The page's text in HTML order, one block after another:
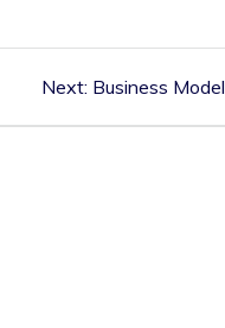
Next: Business Model